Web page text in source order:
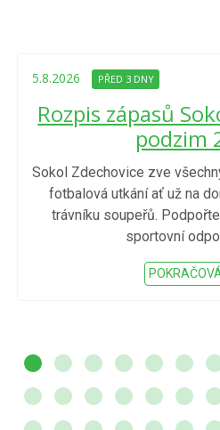
5.8.2026 PŘED 3 DNY
Rozpis zápasů
podzim
Sokol Zdechovice zve
fotbalová utkání ať už na
trávníku soupeřů.
sportovní